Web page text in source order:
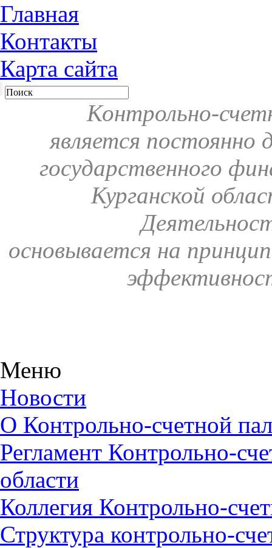
Главная
Контакты
Карта сайта
Контрольно-
является постоянно
государственного
Курганской
основывается на
Меню
Новости
О Контрольно-счетной
Регламент Контрольно-
области
Коллегия Контрольно-
Структура контрольно-